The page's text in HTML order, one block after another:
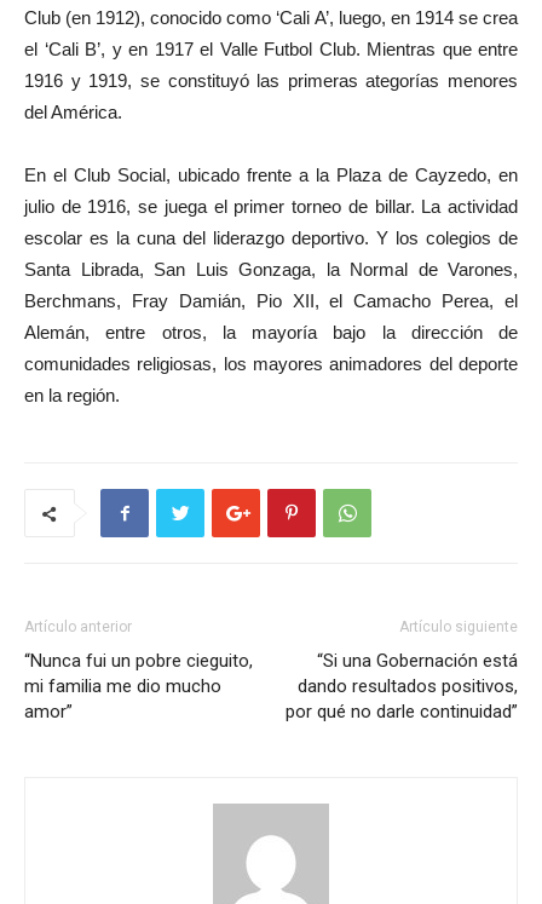
Club (en 1912), conocido como ‘Cali A’, luego, en 1914 se crea
el ‘Cali B’, y en 1917 el Valle Futbol Club. Mientras que entre
1916 y 1919, se constituyó las primeras ategorías menores
del América.
En el Club Social, ubicado frente a la Plaza de Cayzedo, en
julio de 1916, se juega el primer torneo de billar. La actividad
escolar es la cuna del liderazgo deportivo. Y los colegios de
Santa Librada, San Luis Gonzaga, la Normal de Varones,
Berchmans, Fray Damián, Pio XII, el Camacho Perea, el
Alemán, entre otros, la mayoría bajo la dirección de
comunidades religiosas, los mayores animadores del deporte
en la región.
Artículo anterior
“Nunca fui un pobre cieguito,
mi familia me dio mucho
amor”
Artículo siguiente
“Si una Gobernación está
dando resultados positivos,
por qué no darle continuidad”